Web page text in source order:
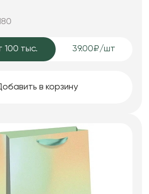
100 тыс. 39.00₽/шт
в корзину